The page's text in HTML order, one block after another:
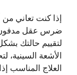
إذا كنت تعاني
ضرس عقل
لتقييم حالتك
الأشعة
العلاج المناسب